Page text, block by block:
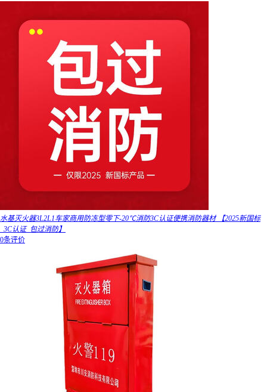
水基灭火器3L2L1车家商用防冻型零下-20℃消防3C认证便携消防器材 【2025新国标
_3C认证_包过消防】
0条评价